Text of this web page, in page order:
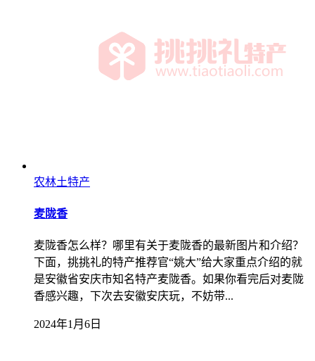
农林土特产
麦陇香
麦陇香怎么样？哪里有关于麦陇香的最新图片和介绍？
下面，挑挑礼的特产推荐官“姚大”给大家重点介绍的就
是安徽省安庆市知名特产麦陇香。如果你看完后对麦陇
香感兴趣，下次去安徽安庆玩，不妨带...
2024年1月6日